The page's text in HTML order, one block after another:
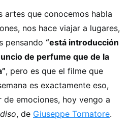
artes que conocemos habla
nos hace viajar a lugares,
pensando “está introducción
de perfume que de la
, pero es que el filme que
es exactamente eso,
emociones, hoy vengo a
, de Giuseppe Tornatore.